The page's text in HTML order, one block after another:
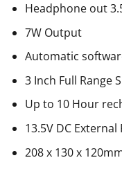
Headphone out
7W Output
Automatic
3 Inch Full Range
Up to 10 Hour
13.5V DC
208 x 130 x